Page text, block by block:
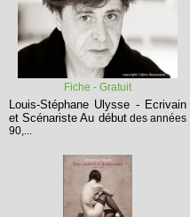
Fiche - Gratuit
Louis-Stéphane Ulysse - Ecrivain
et Scénariste Au débutdes années
90,...